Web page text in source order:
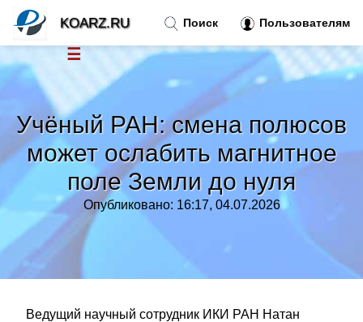
Учёный РАН: смена полюсов
может ослабить магнитное
поле Земли до нуля
Опубликовано: 16:17, 04.07.2026
Ведущий научный сотрудник ИКИ РАН Натан
Поиск Пользователям
KOARZ.RU
☰
Новости
Тренды новостей»
Рубрики»
Правила »
Контакт»